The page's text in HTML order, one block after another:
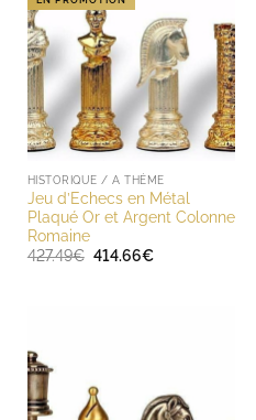
HISTORIQUE / A THÈME
Jeu d’Echecs en Métal
Plaqué Or et Argent Colonne
Romaine
427.49€ Le
414.66€Le